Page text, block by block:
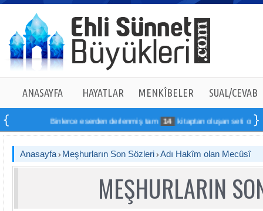
ANASAYFA HAYATLAR MENKÎBELER SUAL/CEVAB
Binlerce eserden derlenmiş tam 14 kitaptan oluşan seti online
Anasayfa Meşhurların Son Sözleri Adı Hakîm olan Mecûsî
MEŞHURLARIN